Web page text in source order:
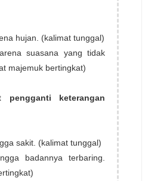
hujan. (kalimat tunggal)
suasana yang tidak
majemuk bertingkat)
pengganti keterangan
sakit. (kalimat tunggal)
badannya terbaring.